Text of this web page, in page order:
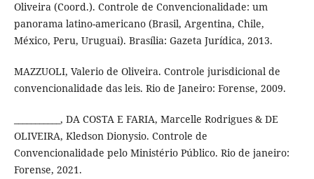
Oliveira (Coord.). Controle de Convencionalidade: um
panorama latino-americano (Brasil, Argentina, Chile,
México, Peru, Uruguai). Brasília: Gazeta Jurídica, 2013.
MAZZUOLI, Valerio de Oliveira. Controle jurisdicional de
convencionalidade das leis. Rio de Janeiro: Forense, 2009.
___________, DA COSTA E FARIA, Marcelle Rodrigues & DE
OLIVEIRA, Kledson Dionysio. Controle de
Convencionalidade pelo Ministério Público. Rio de janeiro:
Forense, 2021.